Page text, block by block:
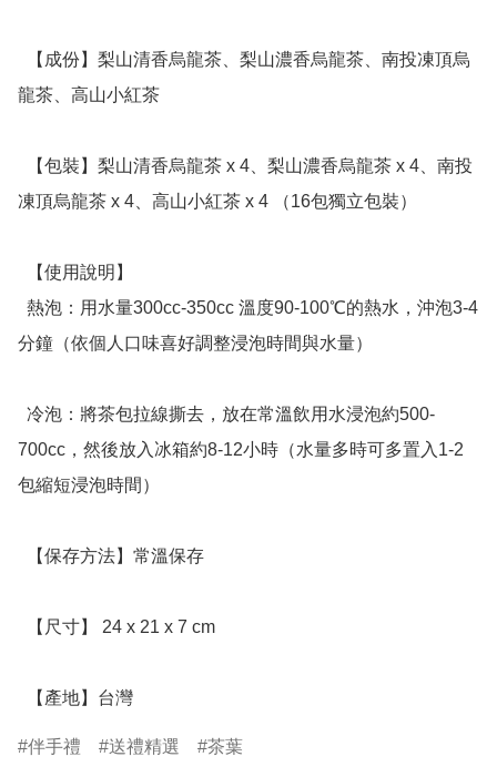
龍茶、高山小紅茶
凍頂烏龍茶 x 4、高山小紅茶 x 4 （16包獨立包裝）
分鐘（依個人口味喜好調整浸泡時間與水量）
700cc，然後放入冰箱約8-12小時（水量多時可多置入1-2
包縮短浸泡時間）
  【產地】台灣
伴手禮 送禮精選 茶葉